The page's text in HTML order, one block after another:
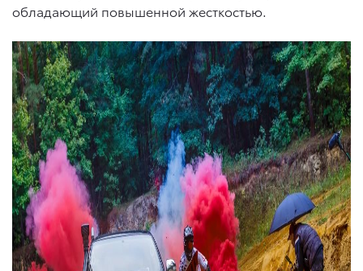
обладающий повышенной жесткостью.